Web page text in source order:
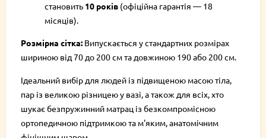
становить 10 років (офіційна гарантія — 18
місяців).
Розмірна сітка: Випускається у стандартних розмірах
шириною від 70 до 200 см та довжиною 190 або 200 см.
Ідеальний вибір для людей із підвищеною масою тіла,
пар із великою різницею у вазі, а також для всіх, хто
шукає безпружинний матрац із безкомпромісною
ортопедичною підтримкою та м'яким, анатомічним